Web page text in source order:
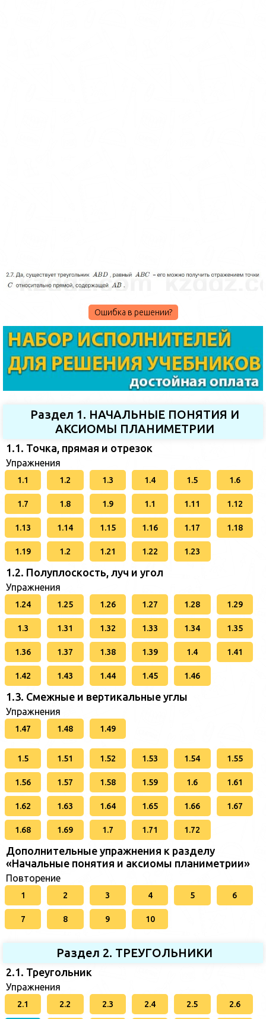
Ошибка в решении?
Раздел 1. НАЧАЛЬНЫЕ ПОНЯТИЯ И
АКСИОМЫ ПЛАНИМЕТРИИ
1.1. Точка, прямая и отрезок
Упражнения
1.1 1.2 1.3 1.4 1.5 1.6
1.7 1.8 1.9 1.1 1.11 1.12
1.13 1.14 1.15 1.16 1.17 1.18
1.19 1.2 1.21 1.22 1.23
1.2. Полуплоскость, луч и угол
Упражнения
1.24 1.25 1.26 1.27 1.28 1.29
1.3 1.31 1.32 1.33 1.34 1.35
1.36 1.37 1.38 1.39 1.4 1.41
1.42 1.43 1.44 1.45 1.46
1.3. Смежные и вертикальные углы
Упражнения
1.47 1.48 1.49
1.5 1.51 1.52 1.53 1.54 1.55
1.56 1.57 1.58 1.59 1.6 1.61
1.62 1.63 1.64 1.65 1.66 1.67
1.68 1.69 1.7 1.71 1.72
Дополнительные упражнения к разделу
«Начальные понятия и аксиомы планиметрии»
Повторение
1 2 3 4 5 6
7 8 9 10
Раздел 2. ТРЕУГОЛЬНИКИ
2.1. Треугольник
Упражнения
2.1 2.2 2.3 2.4 2.5 2.6